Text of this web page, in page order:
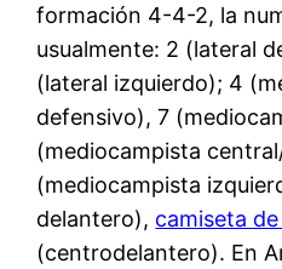
formación 4-4-2, la
usualmente: 2 (lateral
(lateral izquierdo); 4
defensivo), 7
(mediocampista
(mediocampista
delantero), camiseta
(centrodelantero). En